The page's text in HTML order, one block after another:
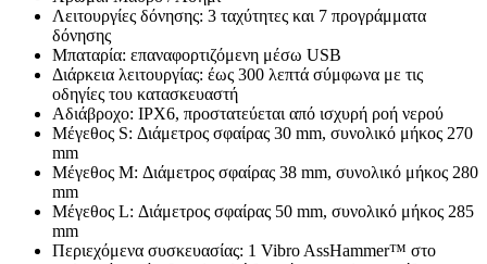
Λειτουργίες δόνησης: 3 ταχύτητες και 7 προγράμματα
δόνησης
Μπαταρία: επαναφορτιζόμενη μέσω USB
Διάρκεια λειτουργίας: έως 300 λεπτά σύμφωνα με τις
οδηγίες του κατασκευαστή
Αδιάβροχο: IPX6, προστατεύεται από ισχυρή ροή νερού
Μέγεθος S: Διάμετρος σφαίρας 30 mm, συνολικό μήκος 270
mm
Μέγεθος M: Διάμετρος σφαίρας 38 mm, συνολικό μήκος 280
mm
Μέγεθος L: Διάμετρος σφαίρας 50 mm, συνολικό μήκος 285
mm
Περιεχόμενα συσκευασίας: 1 Vibro AssHammer™ στο